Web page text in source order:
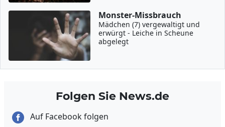
Monster-Missbrauch
Mädchen (7) vergewaltigt und
erwürgt - Leiche in Scheune
abgelegt
Folgen Sie News.de
Auf Facebook folgen